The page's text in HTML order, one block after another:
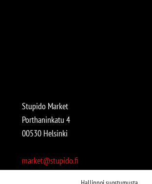
Stupido Market
Porthaninkatu 4
00530 Helsinki
market@stupido.fi